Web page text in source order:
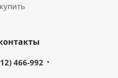
466-992